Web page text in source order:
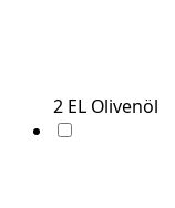
2 EL Olivenöl